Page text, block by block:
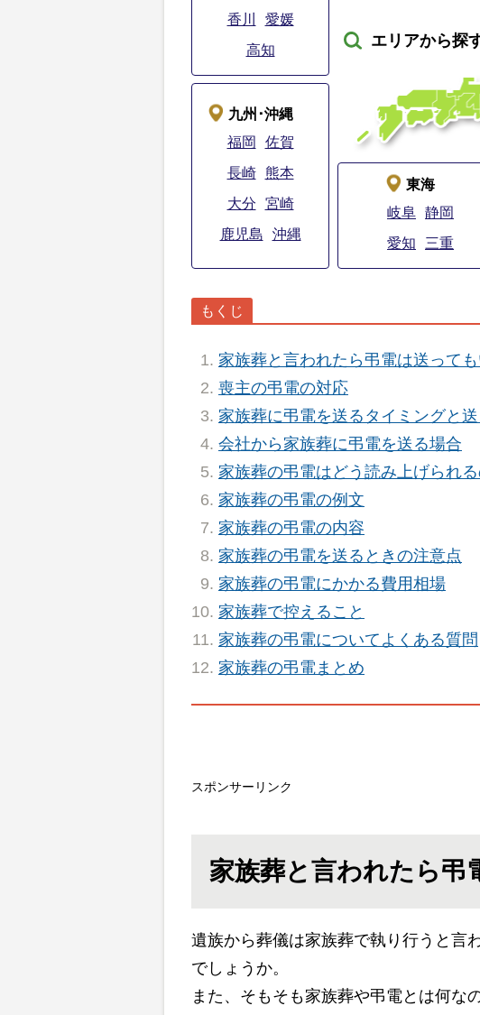
エリアから探
東海
岐阜 静岡
愛知
三重
香川
愛媛
高知
九州･沖縄
福岡
佐賀
長崎
熊本
大分
宮崎
鹿児島
沖縄
家族葬と言われたら弔電は送っても
喪主の弔電の対応
家族葬に弔電を送るタイミングと
会社から家族葬に弔電を送る場合
家族葬の弔電はどう読み上げられ
家族葬の弔電の例文
家族葬の弔電の内容
家族葬の弔電を送るときの注意点
家族葬の弔電にかかる費用相場
家族葬で控えること
家族葬の弔電についてよくある質問
家族葬の弔電まとめ
スポンサーリンク
家族葬と言われたら弔
遺族から葬儀は家族葬で執り行うと言
でしょうか。
また、そもそも家族葬や弔電とは何な